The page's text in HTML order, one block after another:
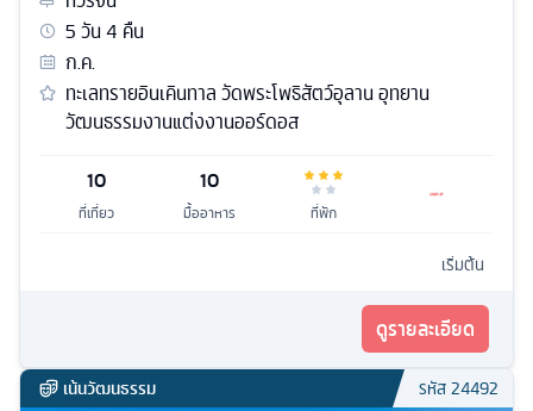
5วัน4 คืน
ก.ค.
ทะเลทรายอินเคินทาล วัดพระโพธิสัตว์อุลาน อุทยาน
วัฒนธรรมงานแต่งงานออร์ดอส
10
ที่เที่ยว
10
มื้ออาหาร ที่พัก
เริ่มต้น
ดูรายละเอียด
เน้นวัฒนธรรม รหัส24492